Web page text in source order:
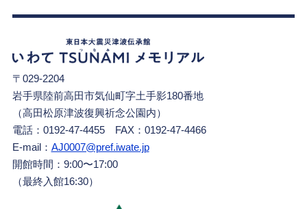
〒029-2204
岩手県陸前高田市気仙町字土手影180番地
（高田松原津波復興祈念公園内）
電話：0192-47-4455 FAX：0192-47-4466
E-mail： AJ0007@pref.iwate.jp
開館時間：9:00〜17:00
（最終入館16:30）